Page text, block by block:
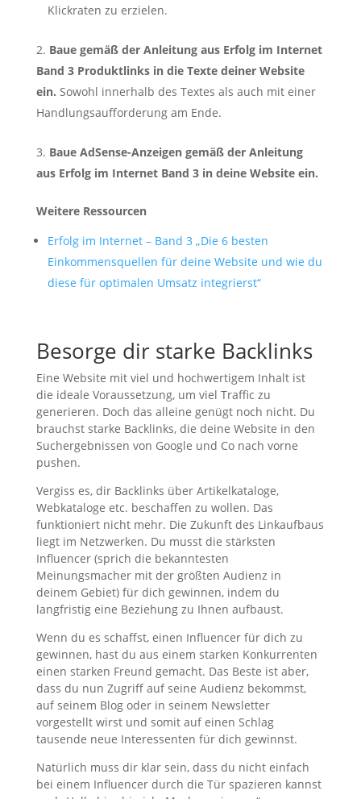
Klickraten zu erzielen.
Baue gemäß der Anleitung aus Erfolg im Internet
Band 3 Produktlinks in die Texte deiner Website
ein. Sowohl innerhalb des Textes als auch mit einer
Handlungsaufforderung am Ende.
Baue AdSense-Anzeigen gemäß der Anleitung
aus Erfolg im Internet Band 3 in deine Website ein.
Weitere Ressourcen
Erfolg im Internet – Band 3 „Die 6 besten
Einkommensquellen für deine Website und wie du
diese für optimalen Umsatz integrierst“
Besorge dir starke Backlinks
Eine Website mit viel und hochwertigem Inhalt ist
die ideale Voraussetzung, um viel Traffic zu
generieren. Doch das alleine genügt noch nicht. Du
brauchst starke Backlinks, die deine Website in den
Suchergebnissen von Google und Co nach vorne
pushen.
Vergiss es, dir Backlinks über Artikelkataloge,
Webkataloge etc. beschaffen zu wollen. Das
funktioniert nicht mehr. Die Zukunft des Linkaufbaus
liegt im Netzwerken. Du musst die stärksten
Influencer (sprich die bekanntesten
Meinungsmacher mit der größten Audienz in
deinem Gebiet) für dich gewinnen, indem du
langfristig eine Beziehung zu Ihnen aufbaust.
Wenn du es schaffst, einen Influencer für dich zu
gewinnen, hast du aus einem starken Konkurrenten
einen starken Freund gemacht. Das Beste ist aber,
dass du nun Zugriff auf seine Audienz bekommst,
auf seinem Blog oder in seinem Newsletter
vorgestellt wirst und somit auf einen Schlag
tausende neue Interessenten für dich gewinnst.
Natürlich muss dir klar sein, dass du nicht einfach
bei einem Influencer durch die Tür spazieren kannst